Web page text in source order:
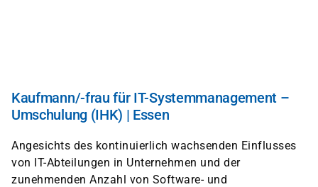
Kaufmann/-frau für IT-Systemmanagement –
Umschulung (IHK) | Essen
Angesichts des kontinuierlich wachsenden Einflusses
von IT-Abteilungen in Unternehmen und der
zunehmenden Anzahl von Software- und